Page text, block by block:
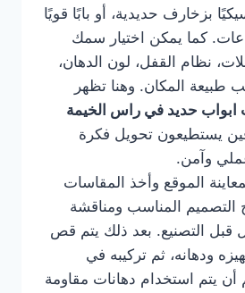
بزخارف حديدية، أو بابًا قويًا
كما يمكن اختيار سمك
نظام القفل، لون الدهان،
طبيعة المكان. وهنا تظهر
ابواب حديد في راس الخيمة
يستطيعون تحويل فكرة
وآمن.
الموقع وأخذ المقاسات
التصميم المناسب ومناقشة
قبل التصنيع. بعد ذلك يتم قص
ودهانه، ثم تركيبه في
أن يتم استخدام دهانات مقاومة